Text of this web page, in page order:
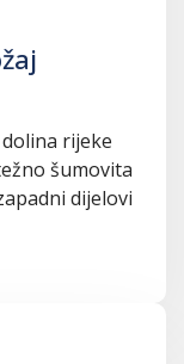
rijeke
šumovita
dijelovi